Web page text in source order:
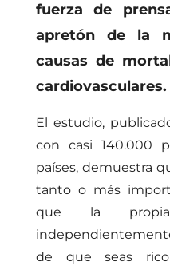
fuerza de
apretón de la
causas de
cardiovasculares.
El estudio,
con casi 140.000
países, demuestra
tanto o más
que la propia
de que seas